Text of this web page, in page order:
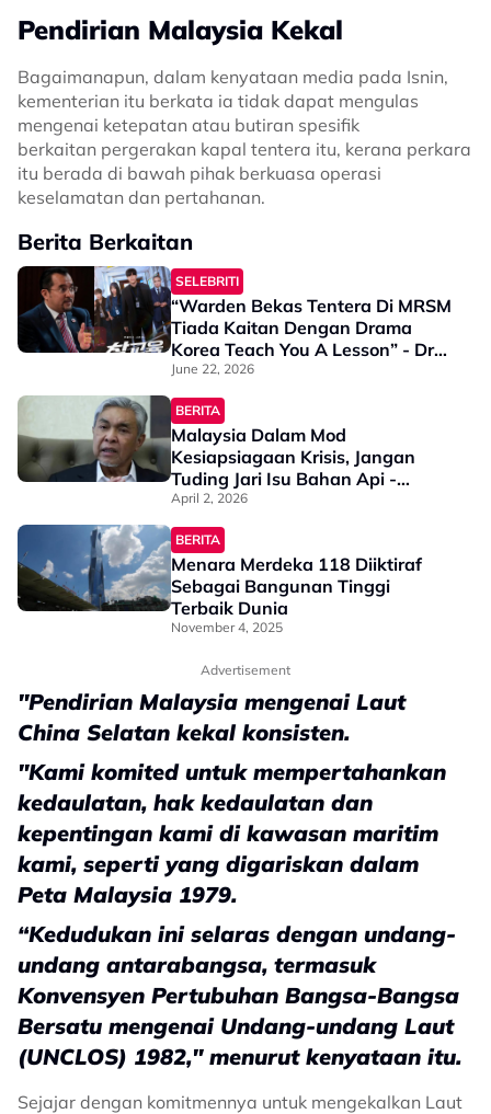
Pendirian Malaysia Kekal
Bagaimanapun, dalam kenyataan media pada Isnin,
kementerian itu berkata ia tidak dapat mengulas
mengenai ketepatan atau butiran spesifik
berkaitan pergerakan kapal tentera itu, kerana perkara
itu berada di bawah pihak berkuasa operasi
keselamatan dan pertahanan.
Berita Berkaitan
SELEBRITI
“Warden Bekas Tentera Di MRSM
Tiada Kaitan Dengan Drama
Korea Teach You A Lesson” - Dr
Asyraf Wajdi
June 22, 2026
BERITA
Malaysia Dalam Mod
Kesiapsiagaan Krisis, Jangan
Tuding Jari Isu Bahan Api -
Ahmad Zahid
April 2, 2026
BERITA
Menara Merdeka 118 Diiktiraf
Sebagai Bangunan Tinggi
Terbaik Dunia
November 4, 2025
Advertisement
"Pendirian Malaysia mengenai Laut
China Selatan kekal konsisten.
"Kami komited untuk mempertahankan
kedaulatan, hak kedaulatan dan
kepentingan kami di kawasan maritim
kami, seperti yang digariskan dalam
Peta Malaysia 1979.
“Kedudukan ini selaras dengan undang-
undang antarabangsa, termasuk
Konvensyen Pertubuhan Bangsa-Bangsa
Bersatu mengenai Undang-undang Laut
(UNCLOS) 1982," menurut kenyataan itu.
Sejajar dengan komitmennya untuk mengekalkan Laut